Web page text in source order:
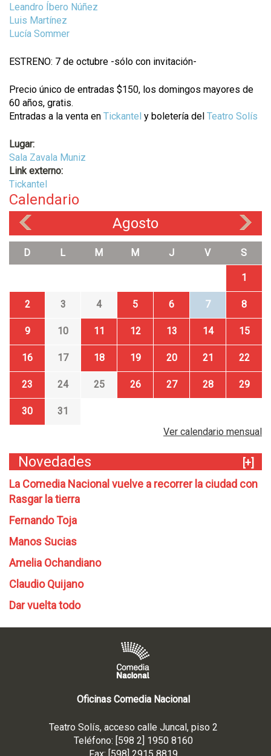
Leandro Íbero Núñez
Luis Martínez
Lucía Sommer
ESTRENO: 7 de octubre -sólo con invitación-
Precio único de entradas $150, los domingos mayores de
60 años, gratis.
Entradas a la venta en Tickantel y boletería del Teatro Solís
Lugar:
Sala Zavala Muniz
Link externo:
Tickantel
Calendario
Agosto
D L M M J V S
1
2 3 4 5 6 7 8
9 10 11 12 13 14 15
16 17 18 19 20 21 22
23 24 25 26 27 28 29
30
31
Ver calendario mensual
Novedades
[+]
La Comedia Nacional vuelve a recorrer la ciudad con
Rasgar la tierra
Fernando Toja
Manos Sucias
Amelia Ochandiano
Claudio Quijano
Dar vuelta todo
Oficinas Comedia Nacional
Teatro Solís, acceso calle Juncal, piso 2
Teléfono: [598 2] 1950 8160